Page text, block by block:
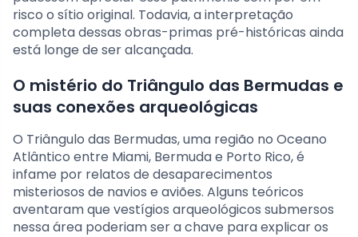
risco o sítio original. Todavia, a interpretação
completa dessas obras-primas pré-históricas ainda
está longe de ser alcançada.
O mistério do Triângulo das Bermudas e
suas conexões arqueológicas
O Triângulo das Bermudas, uma região no Oceano
Atlântico entre Miami, Bermuda e Porto Rico, é
infame por relatos de desaparecimentos
misteriosos de navios e aviões. Alguns teóricos
aventaram que vestígios arqueológicos submersos
nessa área poderiam ser a chave para explicar os